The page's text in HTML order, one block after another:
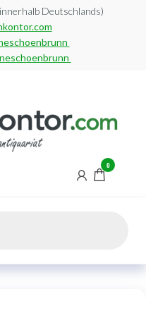
Deutschlands)
0